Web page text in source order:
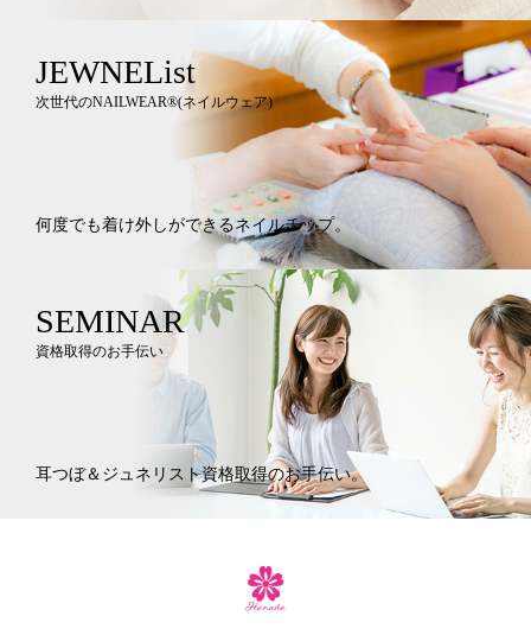
JEWNEList
次世代のNAILWEAR®︎(ネイルウェア)
何度でも着け外しができるネイルチップ。
SEMINAR
資格取得のお手伝い
耳つぼ＆ジュネリスト資格取得のお手伝い。